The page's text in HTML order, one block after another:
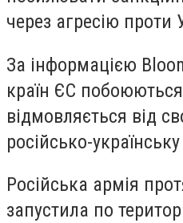
через агресію проти
За інформацією
країн ЄС
відмовляється від
російсько-
Російська армія
запустила по